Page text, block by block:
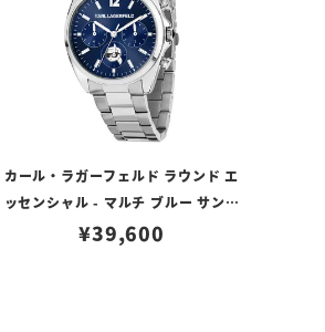
カール・ラガーフェルド ラウンド エ
ッセンシャル - マルチ ブルー サンレ
イ アイコン ダイヤル シルバー
¥39,600